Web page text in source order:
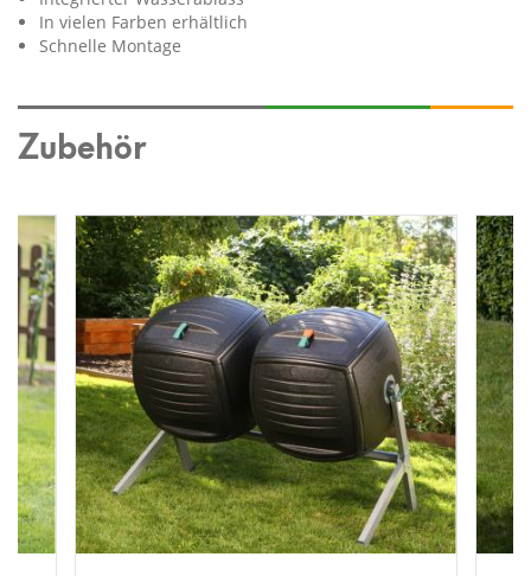
In vielen Farben erhältlich
Schnelle Montage
Zubehör